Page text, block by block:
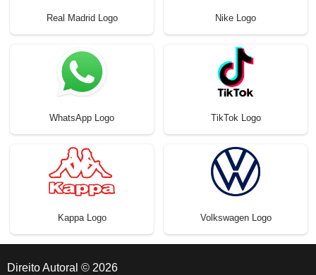
Real Madrid Logo Nike Logo
WhatsApp Logo TikTok Logo
Kappa Logo Volkswagen Logo
Direito Autoral © 2026